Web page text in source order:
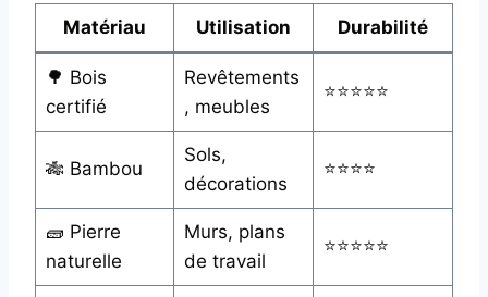
Matériau Utilisation Durabilité
🌳 Bois
certifié
Revêtements
, meubles
⭐⭐⭐⭐⭐
🎋 Bambou
Sols,
décorations
⭐⭐⭐⭐
🧱 Pierre
naturelle
Murs, plans
de travail
⭐⭐⭐⭐⭐